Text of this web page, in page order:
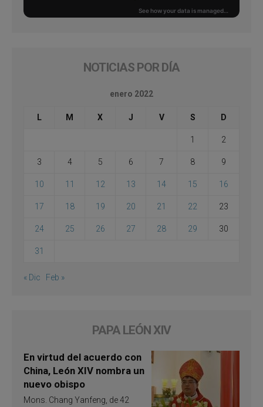
NOTICIAS POR DÍA
enero 2022
L M X J V S D
1 2
3 4 5 6 7 8 9
10 11 12 13 14 15 16
17 18 19 20 21 22 23
24 25 26 27 28 29 30
31
« Dic Feb »
PAPA LEÓN XIV
En virtud del acuerdo con
China, León XIV nombra un
nuevo obispo
Mons. Chang Yanfeng, de 42